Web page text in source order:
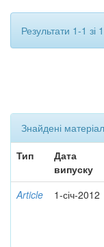
Результати 1-1
Знайдені
Тип
Дата
випуску
Article 1-січ-2012